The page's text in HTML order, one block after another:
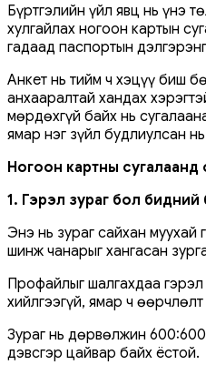
Бүртгэлийн үйл явц нь үнэ
хулгайлах ногоон картын
гадаад паспортын
Анкет нь тийм ч хэцүү биш
анхааралтай хандах
мөрдөхгүй байх нь
ямар нэг зүйл будлиулсан
Ногоон картны сугалаанд
1. Гэрэл зураг бол бидний
Энэ нь зураг сайхан муухай
шинж чанарыг хангасан
Профайлыг шалгахдаа
хийлгээгүй, ямар ч
Зураг нь дөрвөлжин 600:600
дэвсгэр цайвар байх ёстой.